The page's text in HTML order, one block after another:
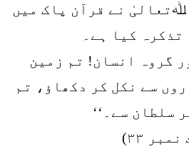
نے قرآن پاک میں
کیا ہے۔
گروہ انسان! تم زمین
سے نکل کر دکھاؤ، تم
سلطان سے۔‘‘
۳۳)